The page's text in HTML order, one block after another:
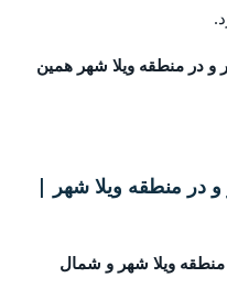
و در منطقه ویلا شهر همین
و در منطقه ویلا شهر |
ویلا شهر و شمال